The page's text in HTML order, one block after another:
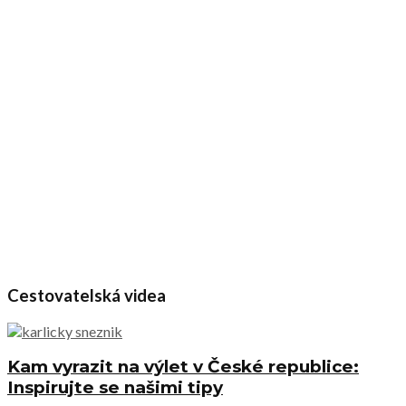
Cestovatelská videa
Kam vyrazit na výlet v České republice:
Inspirujte se našimi tipy